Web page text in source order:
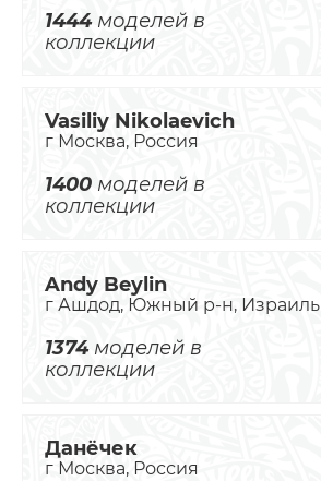
1444моделей в
коллекции
Vasiliy Nikolaevich
г Москва, Россия
1400 моделей в
коллекции
Andy Beylin
г Ашдод, Южный р-н, Израиль
1374моделей в
коллекции
Данёчек
г Москва, Россия